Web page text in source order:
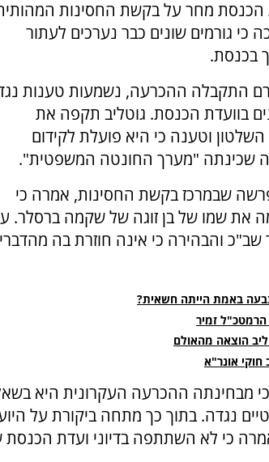
הכנסת מחר על בקשת החסינות
כי גורמים שונים כבר נערכים לעתור
בכנסת.
התקבלה ההכרעה, נשמעות טענות
בוועדת הכנסת. גוטליב תקפה את
וטענה כי היא פועלת לקידום
שכינתה "מערך החונטה המשפטית".
שבמרכז בקשת החסינות, אמרה כי
את שמו של בן זוגה של שקמה ברסלר.
שב"כ והבהירה כי אינה חוזרת בה
באמת הייתה חשאית?
זמיר
הוצאה מהאולם
אונר"א
מבחינתה ההכרעה העקרונית היא
נגדה. בתוך כך מתחה ביקורת על
כי לא השתתפה בדיוני ועדת הכנסת